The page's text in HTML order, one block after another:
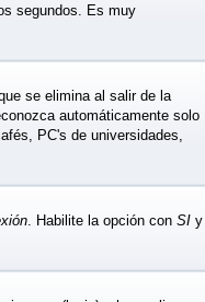
segundos. Es muy
se elimina al salir de la
automáticamente solo
PC's de universidades,
. Habilite la opción con SI y